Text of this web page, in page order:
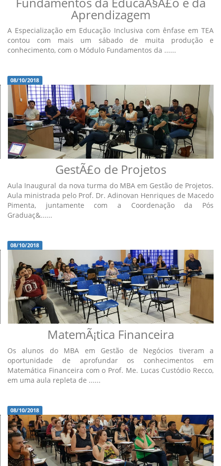
Aprendizagem
A Especialização em Educação Inclusiva com ênfase em TEA
contou com mais um sábado de muita produção e
conhecimento, com o Módulo Fundamentos da ......
08/10/2018
GestÃ£o de Projetos
Aula Inaugural da nova turma do MBA em Gestão de Projetos.
Aula ministrada pelo Prof. Dr. Adinovan Henriques de Macedo
Pimenta, juntamente com a Coordenação da Pós
Graduaç&......
08/10/2018
MatemÃ¡tica Financeira
Os alunos do MBA em Gestão de Negócios tiveram a
oportunidade de aprofundar os conhecimentos em
Matemática Financeira com o Prof. Me. Lucas Custódio Recco,
em uma aula repleta de ......
08/10/2018